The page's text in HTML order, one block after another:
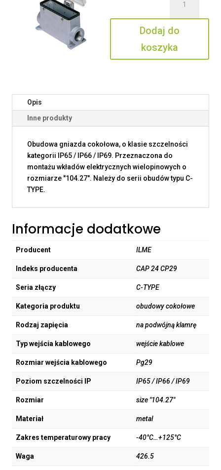
24
CP29
Dodaj do
koszyka
Opis
Inne produkty
Obudowa gniazda cokołowa, o klasie szczelności
kategorii IP65 / IP66 / IP69. Przeznaczona do
montażu wkładów elektrycznych wielopinowych o
rozmiarze "104.27". Należy do serii obudów typu C-
TYPE.
Informacje dodatkowe
Producent ILME
Indeks producenta CAP 24 CP29
Seria złączy C-TYPE
Kategoria produktu obudowy cokołowe
Rodzaj zapięcia na podwójną klamrę
Typ wejścia kablowego wejście kablowe
Rozmiar wejścia kablowego Pg29
Poziom szczelności IP IP65 / IP66 / IP69
Rozmiar size "104.27"
Materiał metal
Zakres temperaturowy pracy -40°C…+125°C
Waga 426.5